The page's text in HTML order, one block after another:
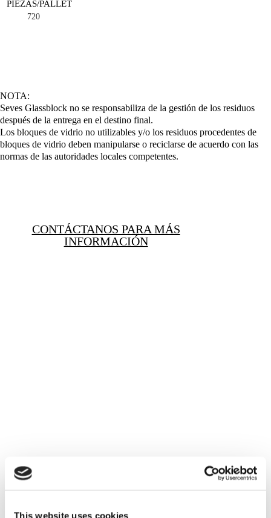
This website uses cookies
PIEZAS/PALLET
720
NOTA:
Seves Glassblock no se responsabiliza de la gestión de los residuos
después de la entrega en el destino final.
Los bloques de vidrio no utilizables y/o los residuos procedentes de
bloques de vidrio deben manipularse o reciclarse de acuerdo con las
normas de las autoridades locales competentes.
CONTÁCTANOS PARA MÁS
INFORMACIÓN